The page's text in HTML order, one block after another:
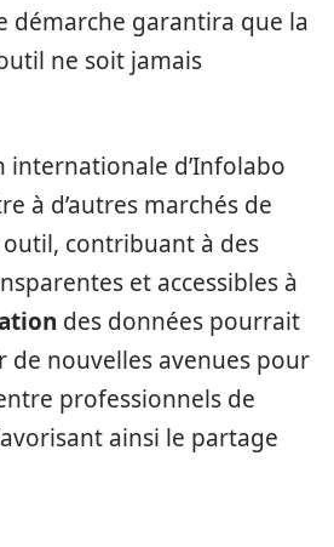
démarche garantira que la
ne soit jamais
internationale d’Infolabo
à d’autres marchés de
contribuant à des
et accessibles à
des données pourrait
de nouvelles avenues pour
professionnels de
ainsi le partage